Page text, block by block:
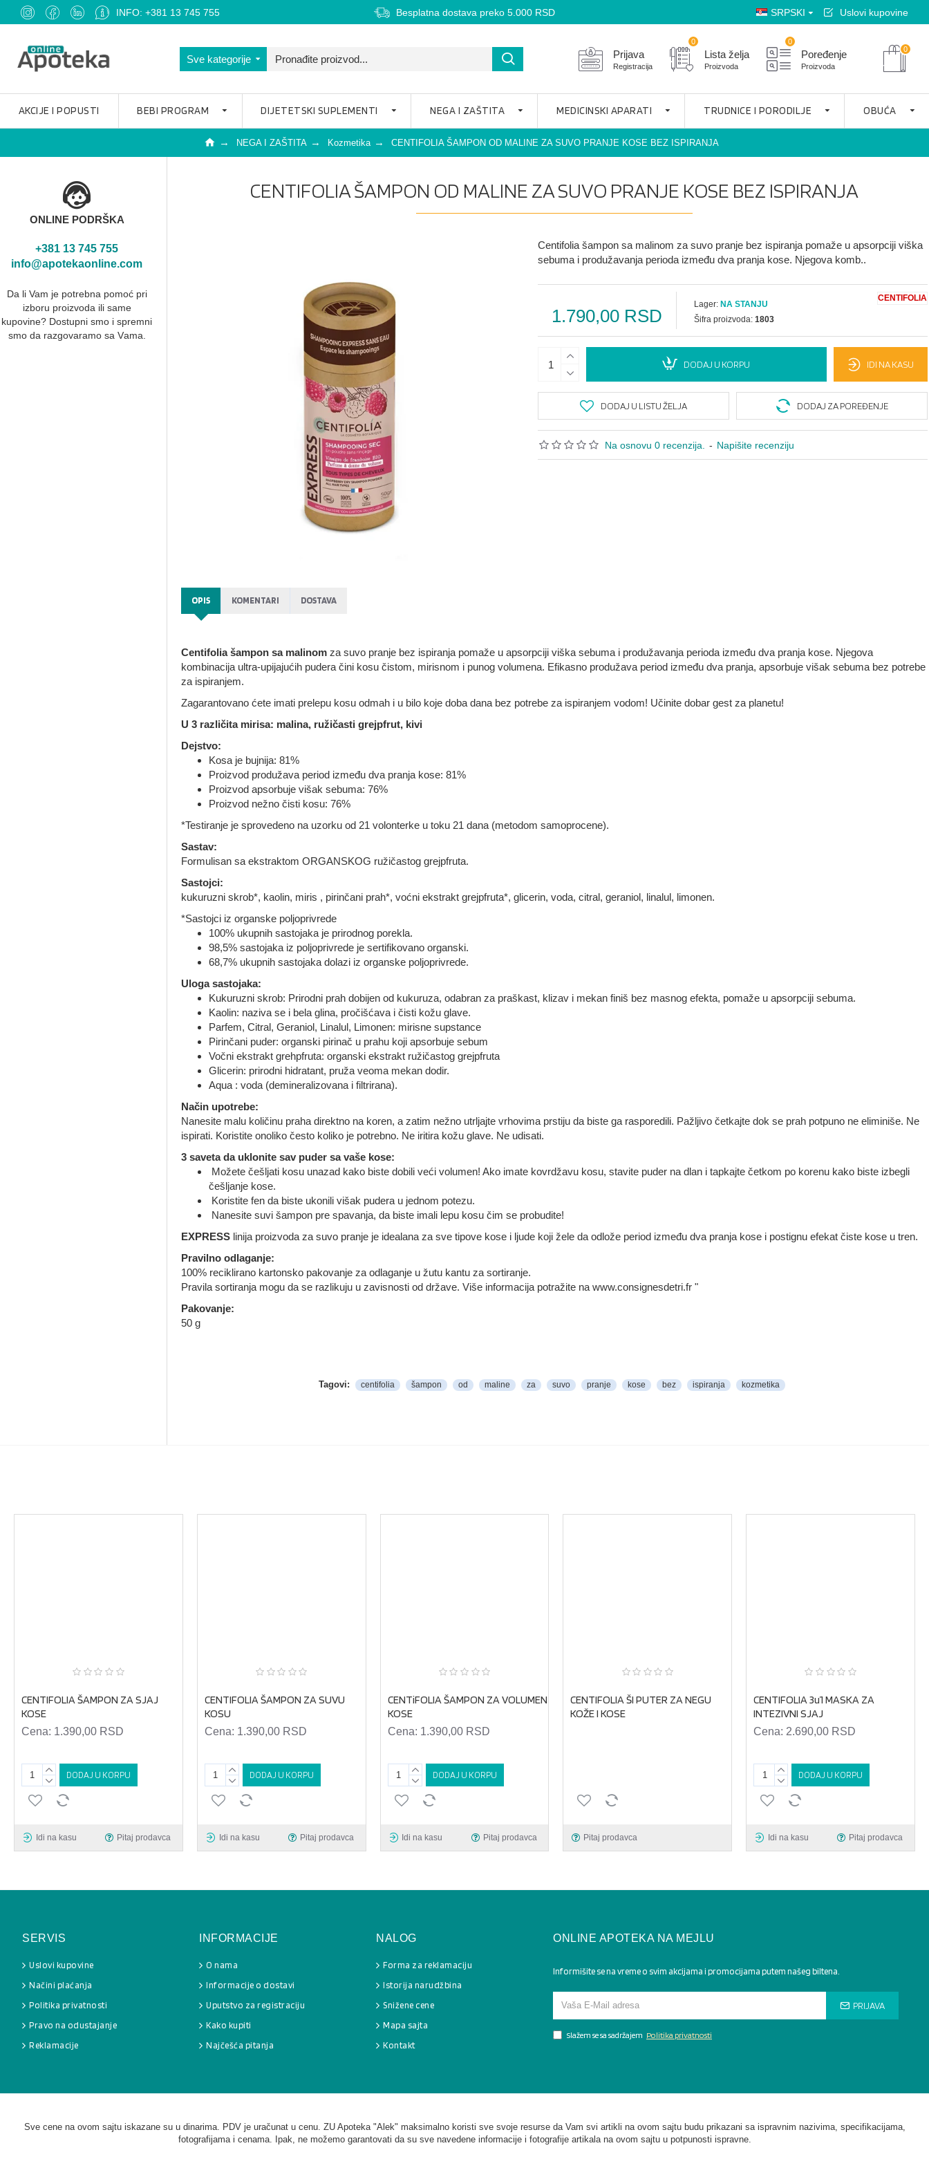
INFO: +381 13 745 755 Besplatna dostava preko 5.000 RSD SRPSKI Uslovi kupovine
Sve kategorije Prijava
Registracija
Lista želja
Proizvoda
0
Poređenje
Proizvoda
0
0
AKCIJE I POPUSTI BEBI PROGRAM DIJETETSKI SUPLEMENTI NEGA I ZAŠTITA MEDICINSKI APARATI TRUDNICE I PORODILJE OBUĆA
NEGA I ZAŠTITA Kozmetika CENTIFOLIA ŠAMPON OD MALINE ZA SUVO PRANJE KOSE BEZ ISPIRANJA
ONLINE PODRŠKA
+381 13 745 755
info@apotekaonline.com
Da li Vam je potrebna pomoć pri
izboru proizvoda ili same
kupovine? Dostupni smo i spremni
smo dа rаzgovаrаmo sа Vаmа.
CENTIFOLIA ŠAMPON OD MALINE ZA SUVO PRANJE KOSE BEZ ISPIRANJA
Centifolia šampon sa malinom za suvo pranje bez ispiranja pomaže u apsorpciji viška
sebuma i produžavanja perioda između dva pranja kose. Njegova komb..
Na osnovu 0 recenzija. - Napišite recenziju
1.790,00 RSD
Lager: NA STANJU
Šifra proizvoda: 1803
CENTIFOLIA
DODAJ U KORPU IDI NA KASU
DODAJ U LISTU ŽELJA DODAJ ZA POREĐENJE
OPIS KOMENTARI DOSTAVA
Centifolia šampon sa malinom za suvo pranje bez ispiranja pomaže u apsorpciji viška sebuma i produžavanja perioda između dva pranja kose. Njegova
kombinacija ultra-upijajućih pudera čini kosu čistom, mirisnom i punog volumena. Efikasno produžava period između dva pranja, apsorbuje višak sebuma bez potrebe
za ispiranjem.
Zagarantovano ćete imati prelepu kosu odmah i u bilo koje doba dana bez potrebe za ispiranjem vodom! Učinite dobar gest za planetu!
U 3 različita mirisa: malina, ružičasti grejpfrut, kivi
Dejstvo:
Kosa je bujnija: 81%
Proizvod produžava period između dva pranja kose: 81%
Proizvod apsorbuje višak sebuma: 76%
Proizvod nežno čisti kosu: 76%
*Testiranje je sprovedeno na uzorku od 21 volonterke u toku 21 dana (metodom samoprocene).
Sastav:
Formulisan sa ekstraktom ORGANSKOG ružičastog grejpfruta.
Sastojci:
kukuruzni skrob*, kaolin, miris , pirinčani prah*, voćni ekstrakt grejpfruta*, glicerin, voda, citral, geraniol, linalul, limonen.
*Sastojci iz organske poljoprivrede
100% ukupnih sastojaka je prirodnog porekla.
98,5% sastojaka iz poljoprivrede je sertifikovano organski.
68,7% ukupnih sastojaka dolazi iz organske poljoprivrede.
Uloga sastojaka:
Kukuruzni skrob: Prirodni prah dobijen od kukuruza, odabran za praškast, klizav i mekan finiš bez masnog efekta, pomaže u apsorpciji sebuma.
Kaolin: naziva se i bela glina, pročišćava i čisti kožu glave.
Parfem, Citral, Geraniol, Linalul, Limonen: mirisne supstance
Pirinčani puder: organski pirinač u prahu koji apsorbuje sebum
Vočni ekstrakt grehpfruta: organski ekstrakt ružičastog grejpfruta
Glicerin: prirodni hidratant, pruža veoma mekan dodir.
Aqua : voda (demineralizovana i filtrirana).
Način upotrebe:
Nanesite malu količinu praha direktno na koren, a zatim nežno utrljajte vrhovima prstiju da biste ga rasporedili. Pažljivo četkajte dok se prah potpuno ne eliminiše. Ne
ispirati. Koristite onoliko često koliko je potrebno. Ne iritira kožu glave. Ne udisati.
3 saveta da uklonite sav puder sa vaše kose:
Možete češljati kosu unazad kako biste dobili veći volumen! Ako imate kovrdžavu kosu, stavite puder na dlan i tapkajte četkom po korenu kako biste izbegli
češljanje kose.
Koristite fen da biste ukonili višak pudera u jednom potezu.
Nanesite suvi šampon pre spavanja, da biste imali lepu kosu čim se probudite!
EXPRESS linija proizvoda za suvo pranje je idealana za sve tipove kose i ljude koji žele da odlože period između dva pranja kose i postignu efekat čiste kose u tren.
Pravilno odlaganje:
100% reciklirano kartonsko pakovanje za odlaganje u žutu kantu za sortiranje.
Pravila sortiranja mogu da se razlikuju u zavisnosti od države. Više informacija potražite na www.consignesdetri.fr "
Pakovanje:
50 g
Tagovi: centifolia šampon od maline za suvo pranje kose bez ispiranja kozmetika
CENTIFOLIA ŠAMPON ZA SJAJ
KOSE
Cena: 1.390,00 RSD
DODAJ U KORPU
Idi na kasu Pitaj prodavca
CENTIFOLIA ŠAMPON ZA SUVU
KOSU
Cena: 1.390,00 RSD
DODAJ U KORPU
Idi na kasu Pitaj prodavca
CENTiFOLIA ŠAMPON ZA VOLUMEN
KOSE
Cena: 1.390,00 RSD
DODAJ U KORPU
Idi na kasu Pitaj prodavca
CENTIFOLIA ŠI PUTER ZA NEGU
KOŽE I KOSE
Pitaj prodavca
CENTIFOLIA 3u1 MASKA ZA
INTEZIVNI SJAJ
Cena: 2.690,00 RSD
DODAJ U KORPU
Idi na kasu Pitaj prodavca
SERVIS
Uslovi kupovine
Načini plaćanja
Politika privatnosti
Pravo na odustajanje
Reklamacije
INFORMACIJE
O nama
Informacije o dostavi
Uputstvo za registraciju
Kako kupiti
Najčešća pitanja
NALOG
Forma za reklamaciju
Istorija narudžbina
Snižene cene
Mapa sajta
Kontakt
ONLINE APOTEKA NA MEJLU
Informišite se na vreme o svim akcijama i promocijama putem našeg biltena.
PRIJAVA
Slažem se sa sadržajem Politika privatnosti
Sve cene na ovom sajtu iskazane su u dinarima. PDV je uračunat u cenu. ZU Apoteka "Alek" maksimalno koristi sve svoje resurse da Vam svi artikli na ovom sajtu budu prikazani sa ispravnim nazivima, specifikacijama,
fotografijama i cenama. Ipak, ne možemo garantovati da su sve navedene informacije i fotografije artikala na ovom sajtu u potpunosti ispravne.